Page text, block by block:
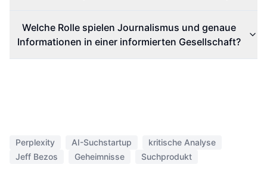
Welche Rolle spielen Journalismus und genaue
Informationen in einer informierten Gesellschaft?
Perplexity AI-Suchstartup
kritische Analyse
Jeff Bezos
Geheimnisse Suchprodukt